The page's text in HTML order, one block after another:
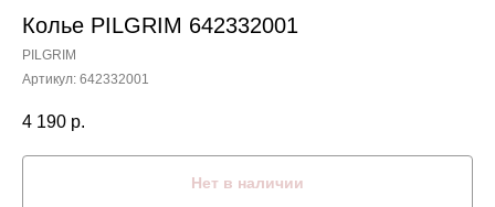
Колье PILGRIM 642332001
PILGRIM
Артикул: 642332001
4 190 р.
Нет в наличии